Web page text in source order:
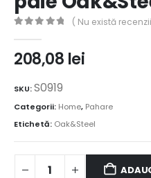
( Nu există
208,08 lei
SKU:S0919
Categorii: Home, Pahare
Etichetă: Oak&Steel